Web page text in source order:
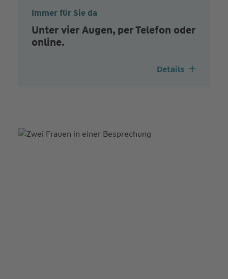
Immer für Sie da
Unter vier Augen, per Telefon oder
online.
Details